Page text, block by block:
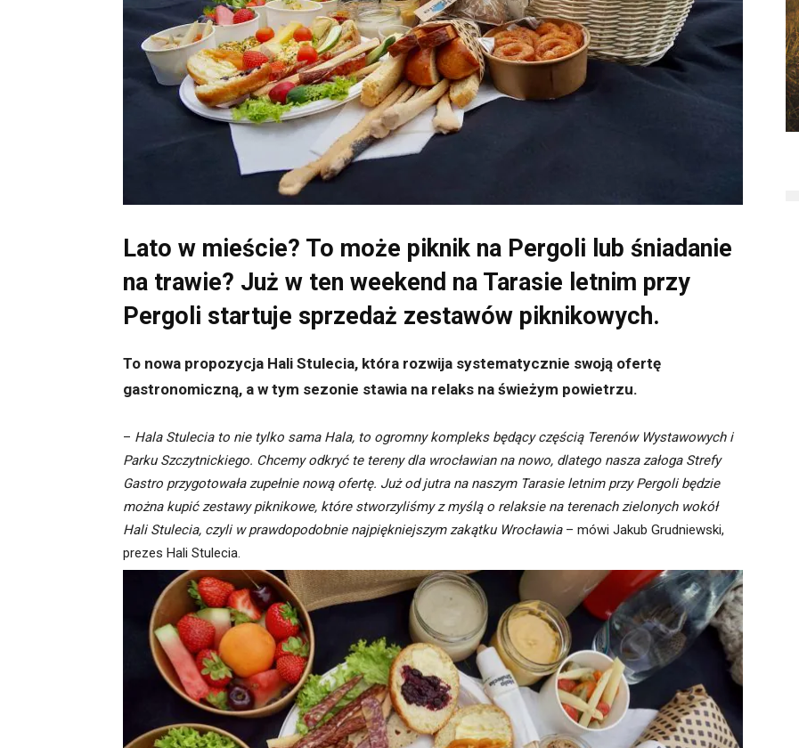
Lato w mieście? To może piknik na Pergoli lub śniadanie
na trawie? Już w ten weekend na Tarasie letnim przy
Pergoli startuje sprzedaż zestawów piknikowych.
To nowa propozycja Hali Stulecia, która rozwija systematycznie swoją ofertę
gastronomiczną, a w tym sezonie stawia na relaks na świeżym powietrzu.
– Hala Stulecia to nie tylko sama Hala, to ogromny kompleks będący częścią Terenów Wystawowych i
Parku Szczytnickiego. Chcemy odkryć te tereny dla wrocławian na nowo, dlatego nasza załoga Strefy
Gastro przygotowała zupełnie nową ofertę. Już od jutra na naszym Tarasie letnim przy Pergoli będzie
można kupić zestawy piknikowe, które stworzyliśmy z myślą o relaksie na terenach zielonych wokół
Hali Stulecia, czyli w prawdopodobnie najpiękniejszym zakątku Wrocławia– mówi Jakub Grudniewski,
prezes Hali Stulecia.